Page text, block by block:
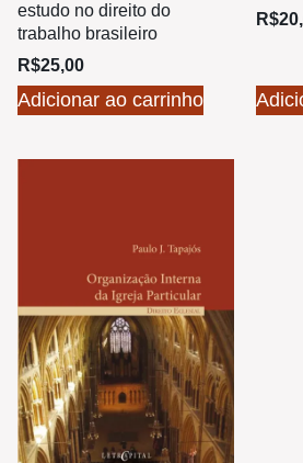
estudo no direito do
trabalho brasileiro
R$25,00
Adicionar ao carrinho
R$